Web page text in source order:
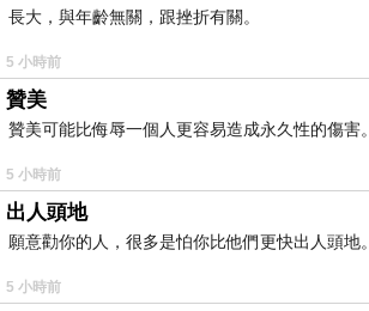
長大，與年齡無關，跟挫折有關。
5 小時前
贊美
贊美可能比侮辱一個人更容易造成永久性的傷害。
5 小時前
出人頭地
願意勸你的人，很多是怕你比他們更快出人頭地。
5 小時前